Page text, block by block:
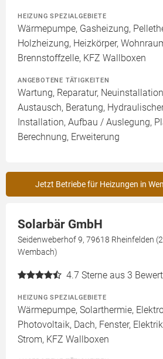
HEIZUNG SPEZIALGEBIETE
Wärmepumpe, Gasheizung,
Holzheizung, Heizkörper,
Brennstoffzelle, KFZ Wallboxen
ANGEBOTENE TÄTIGKEITEN
Wartung, Reparatur,
Austausch, Beratung,
Installation, Aufbau / Auslegung,
Berechnung, Erweiterung
Jetzt Betriebe für Heizungen in
Solarbär GmbH
Seidenweberhof 9, 79618 Rheinfelden
Wembach)
4.7 Sterne aus 3
HEIZUNG SPEZIALGEBIETE
Wärmepumpe, Solarthermie,
Photovoltaik, Dach, Fenster,
Strom, KFZ Wallboxen